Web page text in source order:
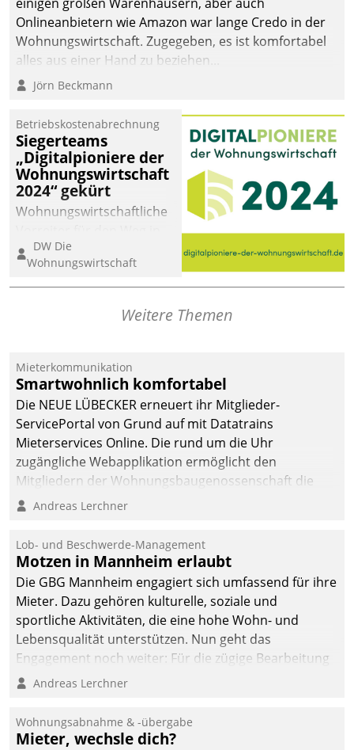
Onlineanbietern wie Amazon war lange Credo in der
Wohnungswirtschaft. Zugegeben, es ist komfortabel
alles aus einer Hand zu beziehen...
Jörn Beckmann
Betriebskostenabrechnung
Siegerteams
„Digitalpioniere der
Wohnungswirtschaft
2024“ gekürt
Wohnungswirtschaftliche
eine digitale Zukunft zu
finden, ist das Ziel des
Awards „Digitalpioniere
Wohnungswirtschaft“.
dafür ein Team
bestehend aus
Wohnungsunternehmen
und PropTech.
DW Die
Wohnungswirtschaft
Weitere Themen
Mieterkommunikation
Smartwohnlich komfortabel
Die NEUE LÜBECKER erneuert ihr Mitglieder-
ServicePortal von Grund auf mit Datatrains
Mieterservices Online. Die rund um die Uhr
zugängliche Webapplikation ermöglicht den
Mitgliedern der Wohnungs­bau­genossenschaft die
Kontaktaufnahme per Smartphone, Tablet oder PC.
Andreas Lerchner
Lob- und Beschwerde-Management
Motzen in Mannheim erlaubt
Die GBG Mannheim engagiert sich umfassend für ihre
Mieter. Dazu gehören kulturelle, soziale und
sportliche Aktivitäten, die eine hohe Wohn- und
Lebensqualität unterstützen. Nun geht das
Engagement noch weiter: Für die zügige Bearbeitung
von Beschwerden – oder Lob – richtet das
und Beschwerde-Management einen eigenen Kanal
ein.
Andreas Lerchner
Wohnungsabnahme & -übergabe
Mieter, wechsle dich?